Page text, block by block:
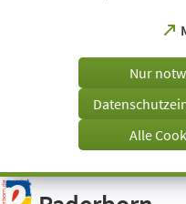
Visuelle
Assistenzsoftware
Nur
Alle